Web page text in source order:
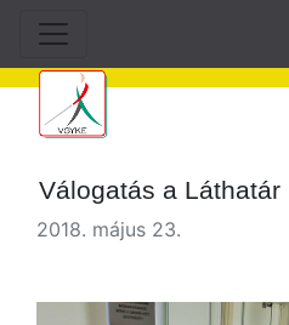
Válogatás a
2018. május 23.